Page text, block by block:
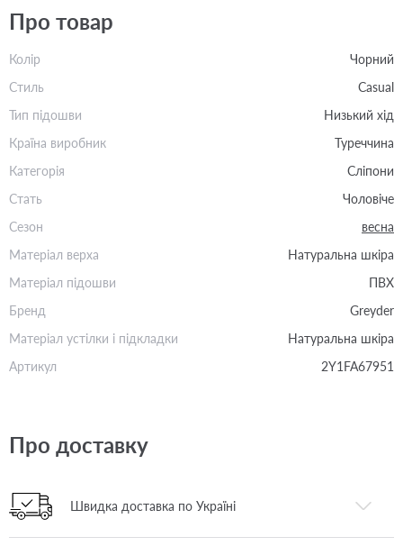
Про товар
Колір
Чорний
Стиль
Casual
Тип підошви
Низький хід
Країна виробник
Туреччина
Категорія
Сліпони
Стать
Чоловіче
Сезон
весна
Матеріал верха
Натуральна шкіра
Матеріал підошви
ПВХ
Бренд
Greyder
Матеріал устілки і підкладки
Натуральна шкіра
Артикул
2Y1FA67951
Про доставку
Швидка доставка по Україні